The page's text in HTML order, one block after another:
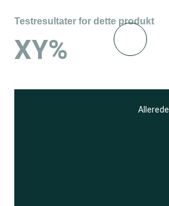
Testresultater for dette produkt
XY%